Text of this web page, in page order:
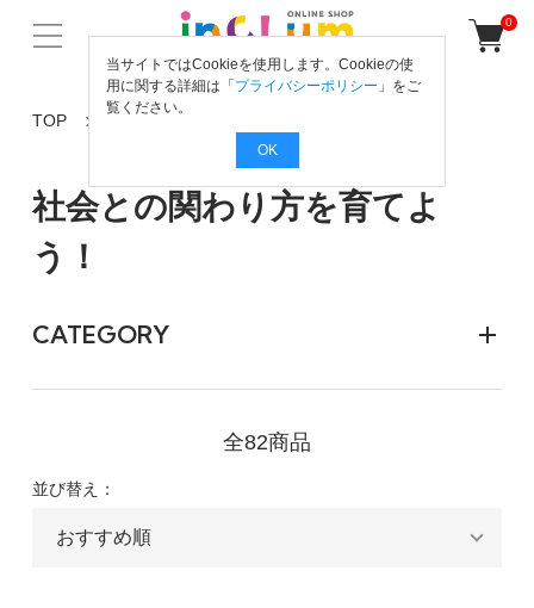
0
TOP 社会との関わり方を育てよう！
社会との関わり方を育てよ
う！
CATEGORY
全82商品
並び替え：
当サイトではCookieを使用します。Cookieの使
用に関する詳細は「 プライバシーポリシー 」をご
覧ください。
OK